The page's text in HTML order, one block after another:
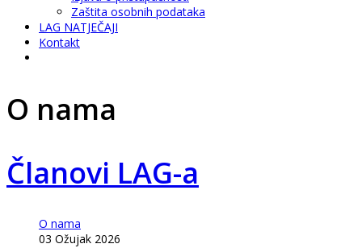
Zaštita osobnih podataka
LAG NATJEČAJI
Kontakt
O nama
Članovi LAG-a
O nama
03 Ožujak 2026